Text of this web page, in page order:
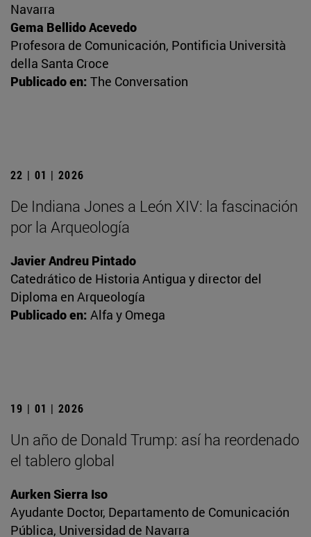
Navarra
Gema Bellido Acevedo
Profesora de Comunicación, Pontificia Università
della Santa Croce
Publicado en: The Conversation
22 | 01 | 2026
De Indiana Jones a León XIV: la fascinación
por la Arqueología
Javier Andreu Pintado
Catedrático de Historia Antigua y director del
Diploma en Arqueología
Publicado en: Alfa y Omega
19 | 01 | 2026
Un año de Donald Trump: así ha reordenado
el tablero global
Aurken Sierra Iso
Ayudante Doctor, Departamento de Comunicación
Pública, Universidad de Navarra